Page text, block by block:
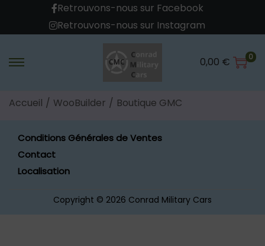
Retrouvons-nous sur Facebook
Retrouvons-nous sur Instagram
0,00 € 0
Accueil / WooBuilder / Boutique GMC
Conditions Générales de Ventes
Contact
Localisation
Copyright © 2026 Conrad Military Cars